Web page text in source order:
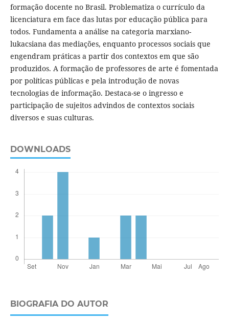
formação docente no Brasil. Problematiza o currículo da
licenciatura em face das lutas por educação pública para
todos. Fundamenta a análise na categoria marxiano-
lukacsiana das mediações, enquanto processos sociais que
engendram práticas a partir dos contextos em que são
produzidos. A formação de professores de arte é fomentada
por políticas públicas e pela introdução de novas
tecnologias de informação. Destaca-se o ingresso e
participação de sujeitos advindos de contextos sociais
diversos e suas culturas.
DOWNLOADS
BIOGRAFIA DO AUTOR